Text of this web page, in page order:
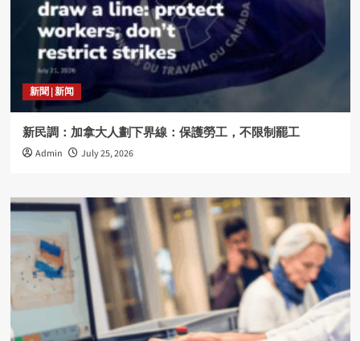
新聞 | 新闻
新民調：加拿大人劃下界線：保護勞工，不限制罷工
Admin July 25, 2026